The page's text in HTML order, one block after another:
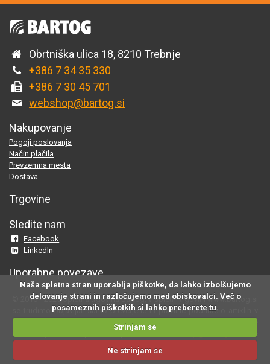
Obrtniška ulica 18, 8210 Trebnje
+386 7 34 35 330
+386 7 30 45 701
webshop@bartog.si
Nakupovanje
Pogoji poslovanja
Način plačila
Prevzemna mesta
Dostava
Trgovine
Sledite nam
Facebook
LinkedIn
Uporabne povezave
© 2015 - 2025 Spletna trgovina Bartog, v spletni trgovini www.bartog.si
se trudimo objavljati samo preverjene in pravilne podatke o artiklih v
ponudbi; če na naši strani odkrijete neresnične oziroma neustrezne
informacije, nam to prosimo sporočite na
izdelkov so simbolične. Cene že vsebujejo DDV.
Naša spletna stran uporablja piškotke, da lahko izbolšujemo
delovanje strani in razločujemo med obiskovalci. Več o
posameznih piškotkih si lahko preberete tu.
Strinjam se
Ne strinjam se